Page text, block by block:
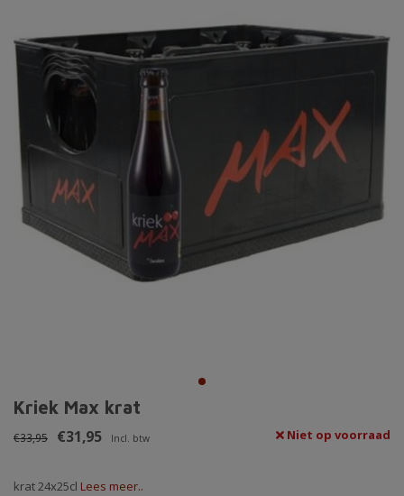
Kriek Max krat
€33,95 €31,95 Incl. btw Niet op voorraad
krat 24x25cl Lees meer..